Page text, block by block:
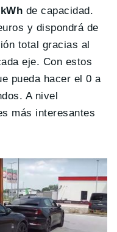
de capacidad.
y dispondrá de
total gracias al
eje. Con estos
pueda hacer el 0 a
A nivel
más interesantes